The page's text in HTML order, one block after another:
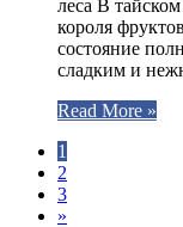
леса В
короля
состояние
сладким и
Read More »
1
2
3
»